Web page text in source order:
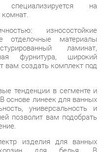
материалы
ламинат,
создать комплект под
тенденции в сегменте и
линеек для ванных
универсальность и
изделия для ванных
для белья. В
классический и
элементы классицизма,
– минимализм, сканди,